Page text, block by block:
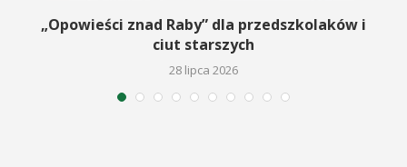
„Opowieści znad Raby” dla przedszkolaków i
ciut starszych
28 lipca 2026